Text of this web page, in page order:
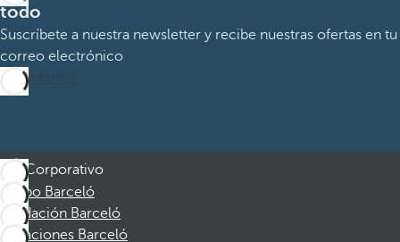
todo
Suscríbete a nuestra newsletter y recibe nuestras ofertas en tu
correo electrónico
Suscribirme
Corporativo
Grupo Barceló
Fundación Barceló
Vacaciones Barceló